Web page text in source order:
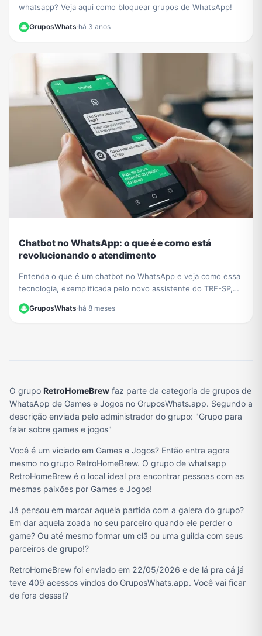
whatsapp? Veja aqui como bloquear grupos de WhatsApp!
GruposWhats·há 3 anos
Chatbot no WhatsApp: o que é e como está
revolucionando o atendimento
Entenda o que é um chatbot no WhatsApp e veja como essa
tecnologia, exemplificada pelo novo assistente do TRE-SP,
GruposWhats·há 8 meses
O grupo RetroHomeBrew faz parte da categoria de grupos de
WhatsApp de Games e Jogos no GruposWhats.app. Segundo a
descrição enviada pelo administrador do grupo: "Grupo para
falar sobre games e jogos"
Você é um viciado em Games e Jogos? Então entra agora
mesmo no grupo RetroHomeBrew. O grupo de whatsapp
RetroHomeBrew é o local ideal pra encontrar pessoas com as
mesmas paixões por Games e Jogos!
Já pensou em marcar aquela partida com a galera do grupo?
Em dar aquela zoada no seu parceiro quando ele perder o
game? Ou até mesmo formar um clã ou uma guilda com seus
parceiros de grupo!?
RetroHomeBrew foi enviado em 22/05/2026 e de lá pra cá já
teve 409 acessos vindos do GruposWhats.app. Você vai ficar
de fora dessa!?